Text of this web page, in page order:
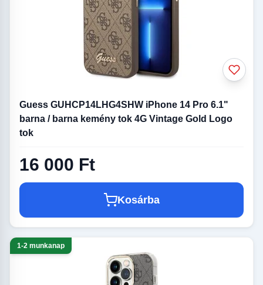
Guess GUHCP14LHG4SHW iPhone 14 Pro 6.1"
barna / barna kemény tok 4G Vintage Gold Logo
tok
16 000 Ft
Kosárba
1-2 munkanap